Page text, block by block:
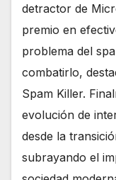
detractor de
premio en
problema del
combatirlo,
Spam Killer.
evolución de
desde la
subrayando el